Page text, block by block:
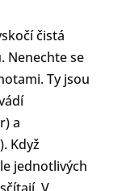
čistá
Nenechte se
Ty jsou
a
Když
jednotlivých